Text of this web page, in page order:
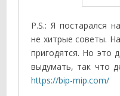
P.S.: Я постарался
не хитрые советы.
пригодятся. Но это
выдумать, так что
https://bip-mip.com/